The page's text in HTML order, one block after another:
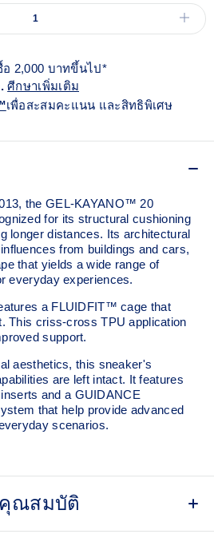
อ 2,000 บาทขึ้นไป*
.ศีกษาเพิ่มเติม
เพื่อสะสมคะแนน และสิทธิพิเศษ
the GEL-KAYANO™ 20
for its structural cushioning
longer distances. Its architectural
from buildings and cars,
that yields a wide range of
everyday experiences.
a FLUIDFIT™ cage that
This criss-cross TPU application
support.
aesthetics, this sneaker's
are left intact. It features
and a GUIDANCE
that help provide advanced
scenarios.
คุณสมบัติ